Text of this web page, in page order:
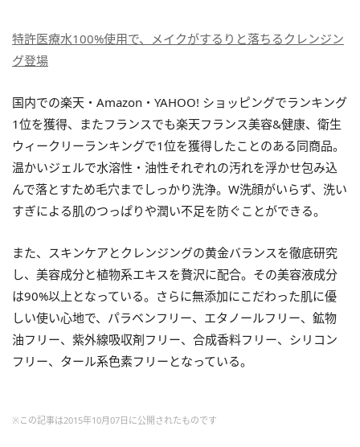
特許医療水100%使用で、メイクがするりと落ちるクレンジン
グ登場
国内での楽天・Amazon・YAHOO! ショッピングでランキング
1位を獲得、またフランスでも楽天フランス美容&健康、衛生
ウィークリーランキングで1位を獲得したことのある同商品。
温かいジェルで水溶性・油性それぞれの汚れを浮かせ包み込
んで落とすため毛穴までしっかり洗浄。W洗顔がいらず、洗い
すぎによる肌のつっぱりや潤い不足を防ぐことができる。
また、スキンケアとクレンジングの黄金バランスを徹底研究
し、美容成分と植物系エキスを贅沢に配合。その美容液成分
は90%以上となっている。さらに無添加にこだわった肌に優
しい使い心地で、パラベンフリー、エタノールフリー、鉱物
油フリー、紫外線吸収剤フリー、合成香料フリー、シリコン
フリー、タール系色素フリーとなっている。
※この記事は2015年10月07日に公開されたものです